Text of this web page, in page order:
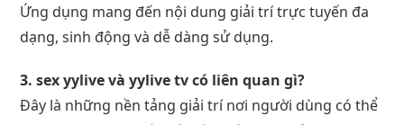
Ứng dụng mang đến nội dung giải trí trực tuyến đa
dạng, sinh động và dễ dàng sử dụng.
3. sex yylive và yylive tv có liên quan gì?
Đây là những nền tảng giải trí nơi người dùng có thể